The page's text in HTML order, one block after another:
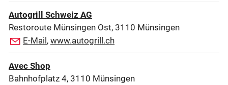
Autogrill Schweiz AG
Restoroute Münsingen Ost, 3110 Münsingen
E-Mail, www.autogrill.ch
Avec Shop
Bahnhofplatz 4, 3110 Münsingen